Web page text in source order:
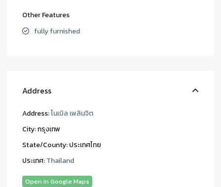
Other Features
fully furnished
Address
Address:โนเบิล เพลินจิต
City:กรุงเทพ
State/County:ประเทศไทย
ประเทศ:Thailand
Open In Google Maps